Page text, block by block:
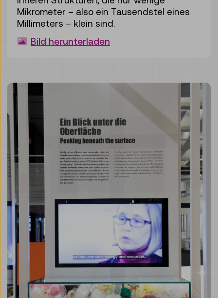
Mikrometer – also ein Tausendstel eines
Millimeters – klein sind.
Bild herunterladen